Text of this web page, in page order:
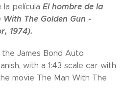
la película El hombre de la
With The Golden Gun -
1974).
James Bond Auto
with a 1:43 scale car with
movie The Man With The